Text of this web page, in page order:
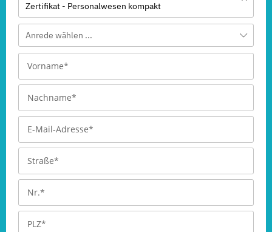
Zertifikat - Personalwesen kompakt
Anrede wählen ...